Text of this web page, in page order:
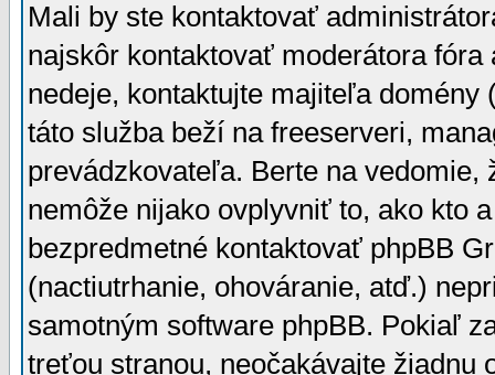
Mali by ste kontaktovať
najskôr kontaktovať moderátora
nedeje, kontaktujte majiteľa
táto služba beží na freeserveri,
prevádzkovateľa. Berte na vedomie,
nemôže nijako ovplyvniť to, ako kto
bezpredmetné kontaktovať phpBB
(nactiutrhanie, ohováranie, atď.)
samotným software phpBB. Pokiaľ
treťou stranou, neočakávajte žiadnu